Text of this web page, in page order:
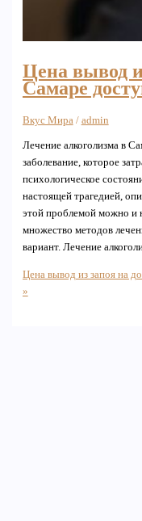
Цена вывод
Самаре
Вкус Мира / admin
Лечение алкоголизма в
заболевание, которое
психологическое
настоящей трагедией,
этой проблемой можно и
множество методов
вариант. Лечение
Цена вывод из запоя на
»